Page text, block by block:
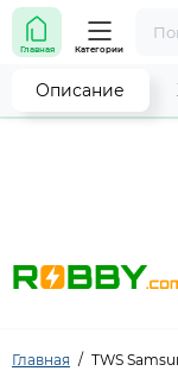
Внимание!
Мы делаем всё
Главная Категории
Главная TWS
Описание